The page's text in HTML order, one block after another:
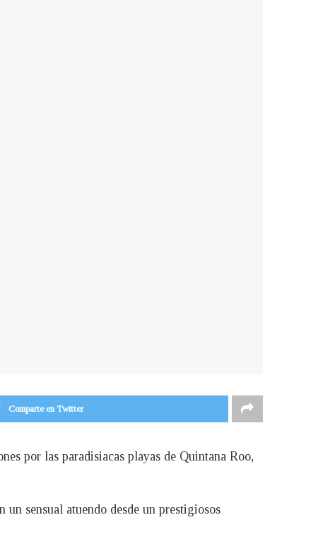
Comparte en Twitter
por las paradisiacas playas de Quintana Roo,
sensual atuendo desde un prestigiosos